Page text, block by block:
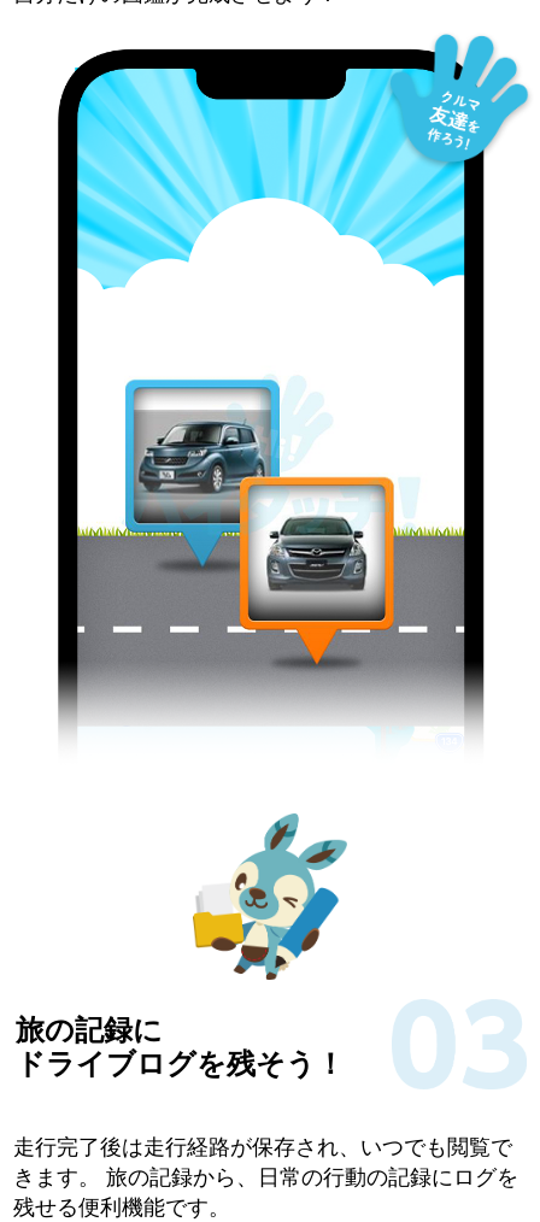
旅の記録に
ドライブログを残そう！
走行完了後は走行経路が保存され、いつでも閲覧で
きます。 旅の記録から、日常の行動の記録にログを
残せる便利機能です。